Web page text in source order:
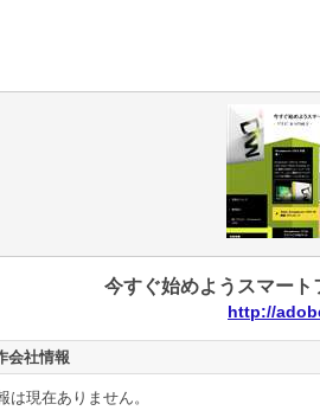
今すぐ始めようスマー
http://
会社情報
は現在ありません。